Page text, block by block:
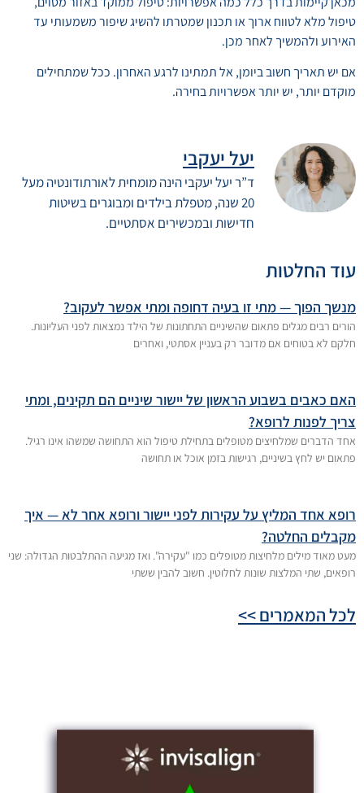
טיפול מלא לטווח ארוך או תכנון שמטרתו להשיג שיפור משמעותי עד
האירוע ולהמשיך לאחר מכן.
אם יש תאריך חשוב ביומן, אל תמתינו לרגע האחרון. ככל שמתחילים
מוקדם יותר, יש יותר אפשרויות בחירה.
יעל יעקבי
ד”ר יעל יעקבי הינה מומחית לאורתודונטיה מעל
20 שנה, מטפלת בילדים ומבוגרים בשיטות
חדישות ובמכשירים אסתטיים.
עוד החלטות
מנשך הפוך — מתי זו בעיה דחופה ומתי אפשר לעקוב?
הורים רבים מגלים פתאום שהשיניים התחתונות של הילד נמצאות לפני העליונות.
חלקם לא בטוחים אם מדובר רק בעניין אסתטי, ואחרים
האם כאבים בשבוע הראשון של יישור שיניים הם תקינים, ומתי
צריך לפנות לרופא?
אחד הדברים שמלחיצים מטופלים בתחילת טיפול הוא התחושה שמשהו אינו רגיל.
פתאום יש לחץ בשיניים, רגישות בזמן אוכל או תחושה
רופא אחד המליץ על עקירות לפני יישור ורופא אחר לא — איך
מקבלים החלטה?
מעט מאוד מילים מלחיצות מטופלים כמו "עקירה". ואז מגיעה ההתלבטות הגדולה: שני
רופאים, שתי המלצות שונות לחלוטין. חשוב להבין ששתי
לכל המאמרים >>